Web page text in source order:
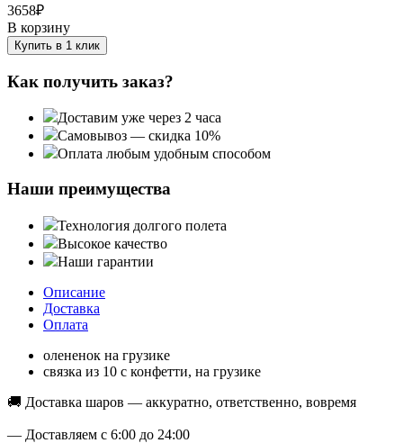
3658₽
В корзину
Купить в 1 клик
Как получить заказ?
Доставим уже через 2 часа
Самовывоз — скидка 10%
Оплата любым удобным способом
Наши преимущества
Технология долгого полета
Высокое качество
Наши гарантии
Описание
Доставка
Оплата
олененок на грузике
связка из 10 с конфетти, на грузике
🚚 Доставка шаров — аккуратно, ответственно, вовремя
— Доставляем с 6:00 до 24:00